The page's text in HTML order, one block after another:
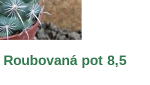
pot 8,5